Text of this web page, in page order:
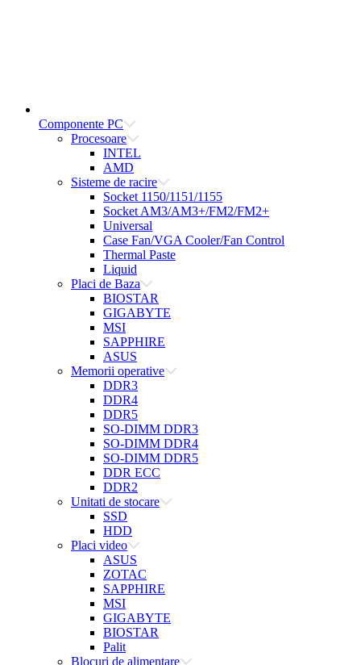
Componente PC
Procesoare
INTEL
AMD
Sisteme de racire
Socket 1150/1151/1155
Socket AM3/AM3+/FM2/FM2+
Universal
Case Fan/VGA Cooler/Fan Control
Thermal Paste
Liquid
Placi de Baza
BIOSTAR
GIGABYTE
MSI
SAPPHIRE
ASUS
Memorii operative
DDR3
DDR4
DDR5
SO-DIMM DDR3
SO-DIMM DDR4
SO-DIMM DDR5
DDR ECC
DDR2
Unitati de stocare
SSD
HDD
Placi video
ASUS
ZOTAC
SAPPHIRE
MSI
GIGABYTE
BIOSTAR
Palit
Blocuri de alimentare